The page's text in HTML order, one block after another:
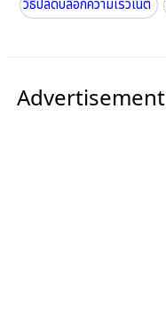
วิธีปลดบล๊อกความเร็วเน็ต
Advertisement